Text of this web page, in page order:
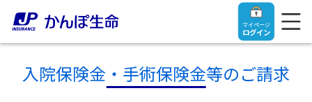
マイページ
ログイン
入院保険金・手術保険金等のご請求